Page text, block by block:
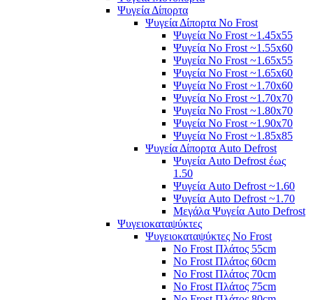
Ψυγεία Δίπορτα
Ψυγεία Δίπορτα No Frost
Ψυγεία No Frost ~1.45x55
Ψυγεία No Frost ~1.55x60
Ψυγεία No Frost ~1.65x55
Ψυγεία No Frost ~1.65x60
Ψυγεία No Frost ~1.70x60
Ψυγεία No Frost ~1.70x70
Ψυγεία No Frost ~1.80x70
Ψυγεία No Frost ~1.90x70
Ψυγεία No Frost ~1.85x85
Ψυγεία Δίπορτα Auto Defrost
Ψυγεία Auto Defrost έως
1.50
Ψυγεία Auto Defrost ~1.60
Ψυγεία Auto Defrost ~1.70
Μεγάλα Ψυγεία Auto Defrost
Ψυγειοκαταψύκτες
Ψυγειοκαταψύκτες No Frost
No Frost Πλάτος 55cm
No Frost Πλάτος 60cm
No Frost Πλάτος 70cm
No Frost Πλάτος 75cm